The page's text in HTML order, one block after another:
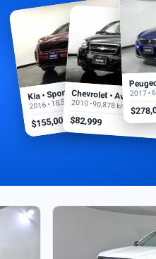
Kia • Sportage EX
2016 • 18,500 km
$155,000
Chevrolet • Aveo
2010 • 90,878 km
$82,999
2017 •